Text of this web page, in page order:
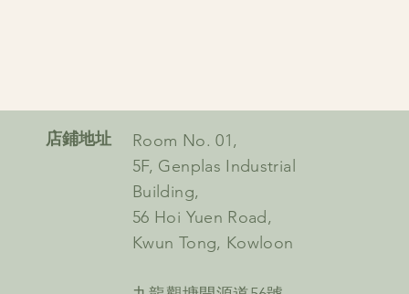
​店鋪地址
Room No. 01,
5F, Genplas Industrial
Building,
56 Hoi Yuen Road,
Kwun Tong, Kowloon